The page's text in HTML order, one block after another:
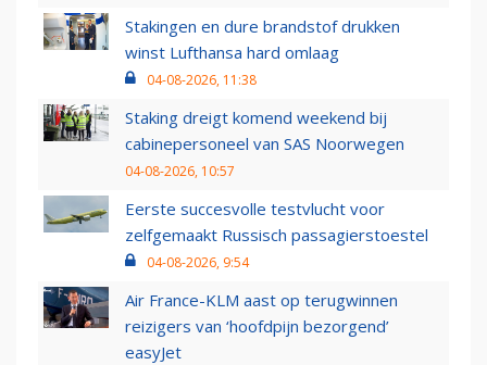
Stakingen en dure brandstof drukken
winst Lufthansa hard omlaag
04-08-2026, 11:38
Staking dreigt komend weekend bij
cabinepersoneel van SAS Noorwegen
04-08-2026, 10:57
Eerste succesvolle testvlucht voor
zelfgemaakt Russisch passagierstoestel
04-08-2026, 9:54
Air France-KLM aast op terugwinnen
reizigers van ‘hoofdpijn bezorgend’
easyJet